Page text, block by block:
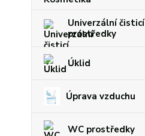
Univerzální čisticí
prostředky
Úklid
Úprava vzduchu
WC prostředky